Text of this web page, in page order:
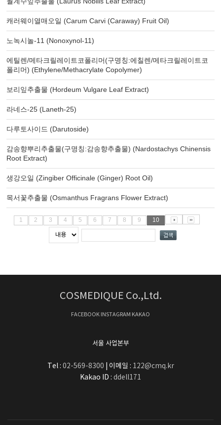
캐러웨이열매오일 (Carum Carvi (Caraway) Fruit Oil)
노녹시놀-11 (Nonoxynol-11)
에틸렌/메타크릴레이트코폴리머(구명칭:에칠렌/메타크릴레이트코
폴리머) (Ethylene/Methacrylate Copolymer)
보리잎추출물 (Hordeum Vulgare Leaf Extract)
라네스-25 (Laneth-25)
다루토사이드 (Darutoside)
감송향뿌리추출물(구명칭:감송향추출물) (Nardostachys Chinensis
Root Extract)
생강오일 (Zingiber Officinale (Ginger) Root Oil)
목서꽃추출물 (Osmanthus Fragrans Flower Extract)
1 2 3 4 5 6 7 8 9 10
COSMEDIQUE Co.,Ltd.
FACEBOOK INSTAGRAM KAKAO
서울 사업본부
Tel : 02-569-8300 | 이메일 : 122@cmq.kr
Kakao ID : ddell171